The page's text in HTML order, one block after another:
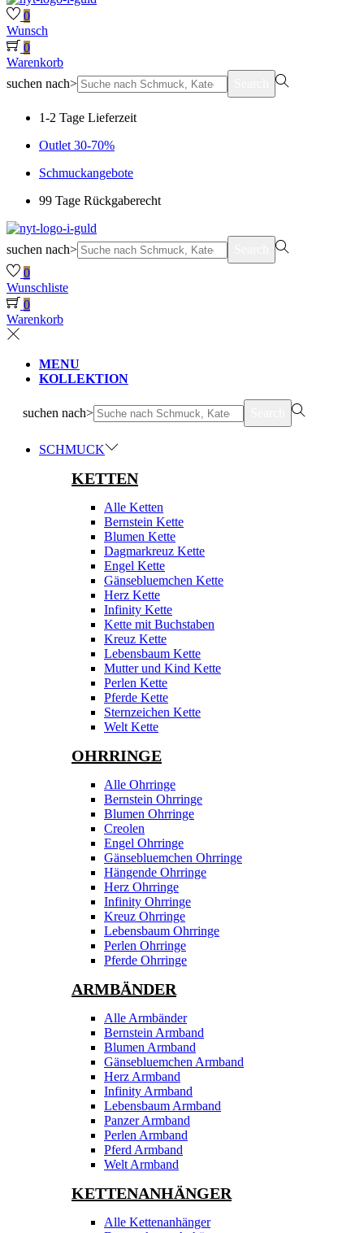
0
Wunsch
0
Warenkorb
suchen nach>
1-2 Tage Lieferzeit
Outlet 30-70%
Schmuckangebote
99 Tage Rückgaberecht
suchen nach>
0
Wunschliste
0
Warenkorb
MENU
KOLLEKTION
suchen nach>
SCHMUCK
KETTEN
Alle Ketten
Bernstein Kette
Blumen Kette
Dagmarkreuz Kette
Engel Kette
Gänsebluemchen Kette
Herz Kette
Infinity Kette
Kette mit Buchstaben
Kreuz Kette
Lebensbaum Kette
Mutter und Kind Kette
Perlen Kette
Pferde Kette
Sternzeichen Kette
Welt Kette
OHRRINGE
Alle Ohrringe
Bernstein Ohrringe
Blumen Ohrringe
Creolen
Engel Ohrringe
Gänsebluemchen Ohrringe
Hängende Ohrringe
Herz Ohrringe
Infinity Ohrringe
Kreuz Ohrringe
Lebensbaum Ohrringe
Perlen Ohrringe
Pferde Ohrringe
ARMBÄNDER
Alle Armbänder
Bernstein Armband
Blumen Armband
Gänsebluemchen Armband
Herz Armband
Infinity Armband
Lebensbaum Armband
Panzer Armband
Perlen Armband
Pferd Armband
Welt Armband
KETTENANHÄNGER
Alle Kettenanhänger